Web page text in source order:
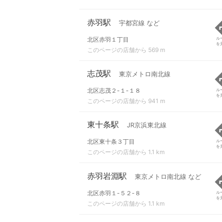
赤羽駅 宇都宮線 など
北区赤羽１丁目
このページの店舗から 569 m
ル
を
志茂駅 東京メトロ南北線
北区志茂２-１-１８
このページの店舗から 941 m
ル
を
東十条駅 JR京浜東北線
北区東十条３丁目
このページの店舗から 1.1 km
ル
を
赤羽岩淵駅 東京メトロ南北線 など
北区赤羽１-５２-８
このページの店舗から 1.1 km
ル
を